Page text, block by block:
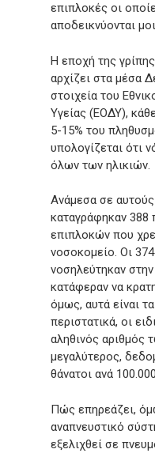
επιπλοκές οι
αποδεικνύονται
Η εποχή της
αρχίζει στα μέσα
στοιχεία του
Υγείας (ΕΟΔΥ),
5-15% του
υπολογίζεται ότι
όλων των ηλικιών.
Ανάμεσα σε
καταγράφηκαν 388
επιπλοκών που
νοσοκομείο. Οι
νοσηλεύτηκαν
κατάφεραν να
όμως, αυτά είναι
περιστατικά, οι
αληθινός αριθμός
μεγαλύτερος,
θάνατοι ανά
Πώς επηρεάζει,
αναπνευστικό
εξελιχθεί σε